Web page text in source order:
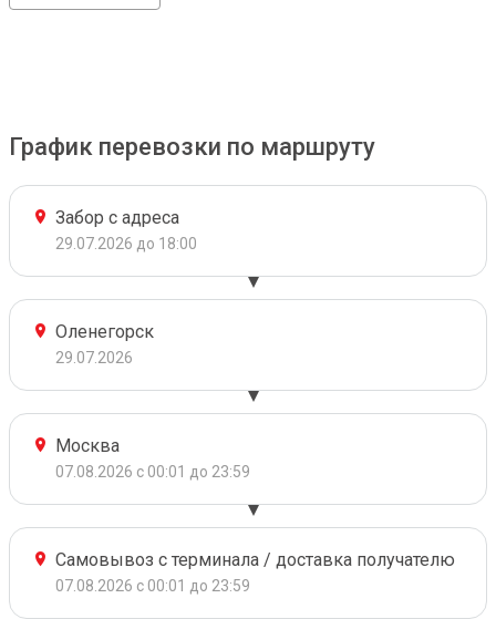
График перевозки по маршруту
Забор с адреса
29.07.2026 до 18:00
Оленегорск
29.07.2026
Москва
07.08.2026 с 00:01 до 23:59
Самовывоз с терминала / доставка получателю
07.08.2026 с 00:01 до 23:59